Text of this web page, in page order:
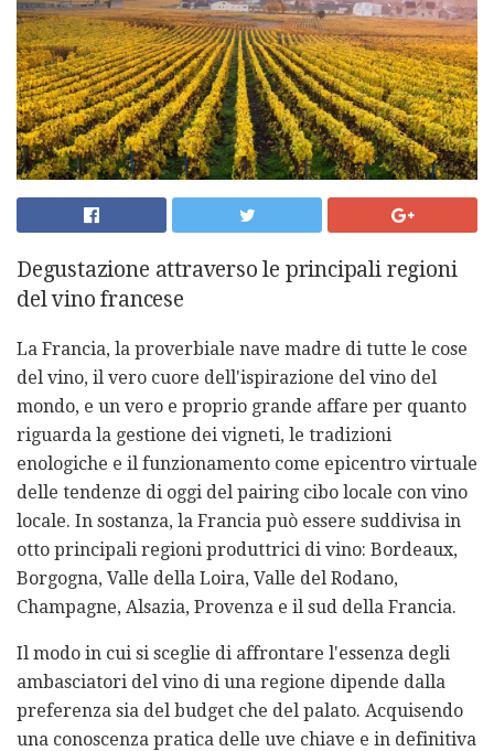
Degustazione attraverso le principali regioni
del vino francese
La Francia, la proverbiale nave madre di tutte le cose
del vino, il vero cuore dell'ispirazione del vino del
mondo, e un vero e proprio grande affare per quanto
riguarda la gestione dei vigneti, le tradizioni
enologiche e il funzionamento come epicentro virtuale
delle tendenze di oggi del pairing cibo locale con vino
locale. In sostanza, la Francia può essere suddivisa in
otto principali regioni produttrici di vino: Bordeaux,
Borgogna, Valle della Loira, Valle del Rodano,
Champagne, Alsazia, Provenza e il sud della Francia.
Il modo in cui si sceglie di affrontare l'essenza degli
ambasciatori del vino di una regione dipende dalla
preferenza sia del budget che del palato. Acquisendo
una conoscenza pratica delle uve chiave e in definitiva